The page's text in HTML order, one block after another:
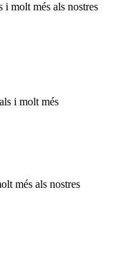
i molt més als nostres
i molt més
més als nostres